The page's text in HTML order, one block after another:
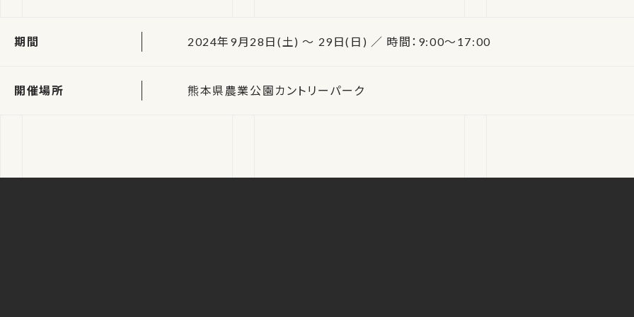
期間 2024年9月28日(土) ～ 29日(日) ／ 時間：9:00～17:00
開催場所 熊本県農業公園カントリーパーク